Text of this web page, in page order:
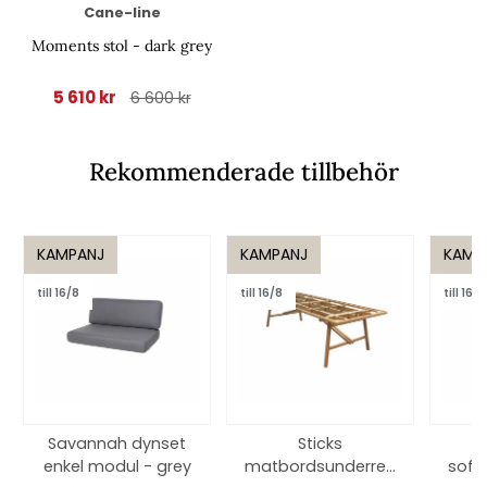
Cane-line
Moments stol - dark grey
5 610 kr 6 600 kr
Rekommenderade tillbehör
KAMPANJ
till 16/8
Savannah dynset
enkel modul - grey
KAMPANJ
till 16/8
Sticks
matbordsunderred
till 16/8